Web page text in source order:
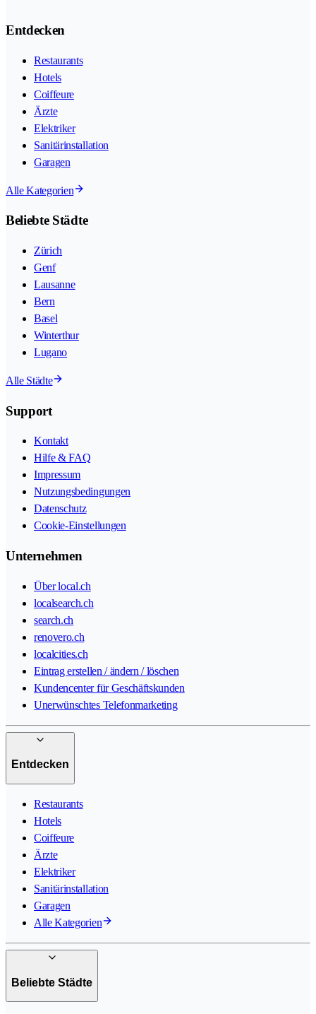
Entdecken
Restaurants
Hotels
Coiffeure
Ärzte
Elektriker
Sanitärinstallation
Garagen
Alle Kategorien
Beliebte Städte
Zürich
Genf
Lausanne
Bern
Basel
Winterthur
Lugano
Alle Städte
Support
Kontakt
Hilfe & FAQ
Impressum
Nutzungsbedingungen
Datenschutz
Cookie-Einstellungen
Unternehmen
Über local.ch
localsearch.ch
search.ch
renovero.ch
localcities.ch
Eintrag erstellen / ändern / löschen
Kundencenter für Geschäftskunden
Unerwünschtes Telefonmarketing
Entdecken
Restaurants
Hotels
Coiffeure
Ärzte
Elektriker
Sanitärinstallation
Garagen
Alle Kategorien
Beliebte Städte